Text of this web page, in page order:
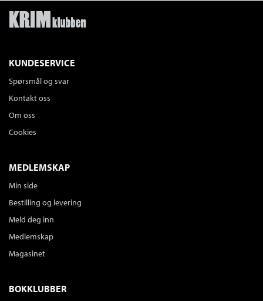
KUNDESERVICE
Spørsmål og svar
Kontakt oss
Om oss
Cookies
MEDLEMSKAP
Min side
Bestilling og levering
Meld deg inn
Medlemskap
Magasinet
BOKKLUBBER